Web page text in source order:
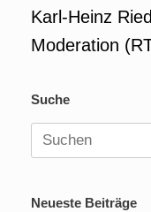
Karl-Heinz
Moderation
Suche
Suchen
nach:
Neueste Beiträge